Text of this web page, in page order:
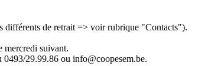
différents de retrait => voir rubrique "Contacts").
mercredi suivant.
0493/29.99.86 ou info@coopesem.be.